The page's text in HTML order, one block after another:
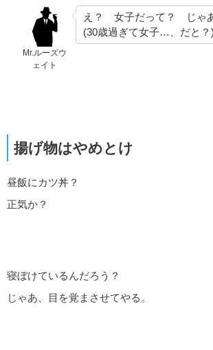
Mr.ルーズウ
ェイト
え？ 女子だって？ じゃ
(30歳過ぎて女子…、だと？)
揚げ物はやめとけ
昼飯にカツ丼？
正気か？
寝ぼけているんだろう？
じゃあ、目を覚まさせてやる。